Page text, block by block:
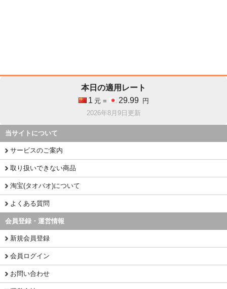
本日の適用レート
1 元 = 29.99
円
2026年8月9日更新
当サイトについて
サービスのご案内
取り扱いできない商品
淘宝(タオバオ)について
よくある質問
会員登録・運営情報
新規会員登録
会員ログイン
お問い合わせ